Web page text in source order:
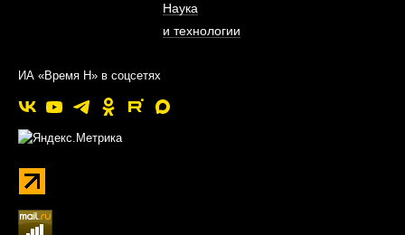
Наука
и технологии
ИА «Время Н» в соцсетях